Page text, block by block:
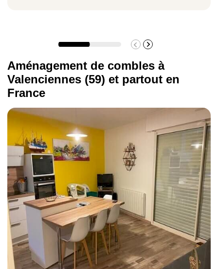
Aménagement de combles à
Valenciennes (59) et partout en
France